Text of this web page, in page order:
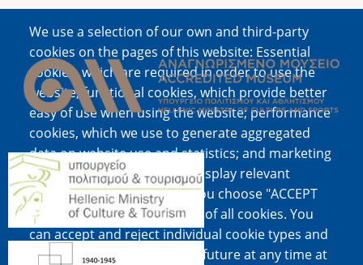
We use a selection of our own and third-party
cookies on the pages of this website: Essential
cookies, which are required in order to use the
website; functional cookies, which provide better
easy of use when using the website; performance
cookies, which we use to generate aggregated
data on website use and statistics; and marketing
cookies, which are used to display relevant
content and advertising. If you choose "ACCEPT
ALL", you consent to the use of all cookies. You
can accept and reject individual cookie types and
revoke your consent for the future at any time at
Image
Image
Image